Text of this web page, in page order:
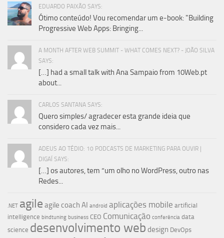
EDUARDO PAIXÃO SAYS:
Ótimo conteúdo! Vou recomendar um e-book: "Building
Progressive Web Apps: Bringing...
A MONTH AFTER WEB SUMMIT - WHAT COMES NEXT? - JOÃO SILVA
SAYS:
[…] had a small talk with Ana Sampaio from 10Web.pt
about...
CARLOS SANTANA SAYS:
Quero simples/ agradecer esta grande ideia que
considero cada vez mais...
ADEUS AO TÉDIO: 10 PODCASTS DE MARKETING PARA OUVIR |
DIGAÍ SAYS:
[…] os autores, tem “um olho no WordPress, outro nas
Redes...
.NET agile agile coach AI android aplicações mobile artificial
intelligence bindtuning business CEO Comunicação conferência data
science desenvolvimento web design DevOps